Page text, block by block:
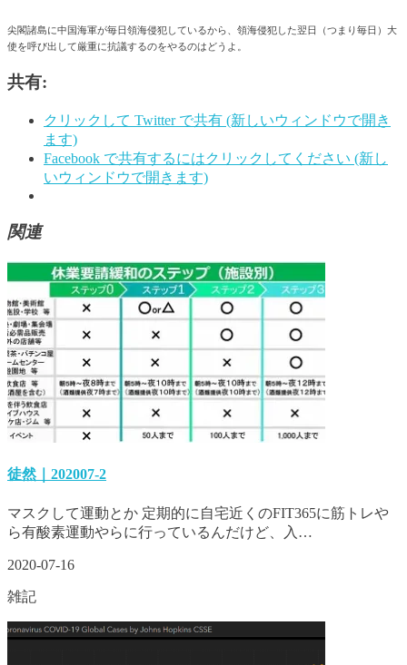
尖閣諸島に中国海軍が毎日領海侵犯しているから、領海侵犯した翌日（つまり毎日）大
使を呼び出して厳重に抗議するのをやるのはどうよ。
共有:
クリックして Twitter で共有 (新しいウィンドウで開き
ます)
Facebook で共有するにはクリックしてください (新し
いウィンドウで開きます)
関連
徒然｜202007-2
マスクして運動とか 定期的に自宅近くのFIT365に筋トレや
ら有酸素運動やらに行っているんだけど、入…
2020-07-16
雑記